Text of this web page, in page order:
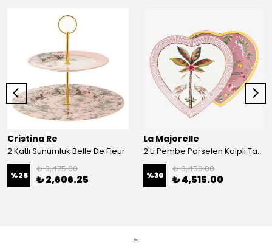
Cristina Re
2 Katlı Sunumluk Belle De Fleur
%25
₺ 3,475.00
₺ 2,606.25
La Majorelle
2'Li Pembe Porselen Kalpli Tabak 21,5 Cm La Majorelle
%30
₺ 6,450.00
₺ 4,515.00